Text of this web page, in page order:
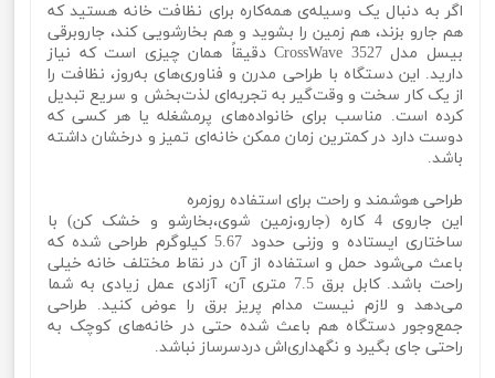
اگر به دنبال یک وسیله‌ی همه‌کاره برای نظافت خانه هستید که
هم جارو بزند، هم زمین را بشوید و هم بخارشویی کند، جاروبرقی
بیسل مدل CrossWave 3527 دقیقاً همان چیزی است که نیاز
دارید. این دستگاه با طراحی مدرن و فناوری‌های به‌روز، نظافت را
از یک کار سخت و وقت‌گیر به تجربه‌ای لذت‌بخش و سریع تبدیل
کرده است. مناسب برای خانواده‌های پرمشغله یا هر کسی که
دوست دارد در کمترین زمان ممکن خانه‌ای تمیز و درخشان داشته
باشد.
طراحی هوشمند و راحت برای استفاده روزمره
این جاروی 4 کاره (جارو،زمین شوی،بخارشو و خشک کن) با
ساختاری ایستاده و وزنی حدود 5.67 کیلوگرم طراحی شده که
باعث می‌شود حمل و استفاده از آن در نقاط مختلف خانه خیلی
راحت باشد. کابل برق 7.5 متری آن، آزادی عمل زیادی به شما
می‌دهد و لازم نیست مدام پریز برق را عوض کنید. طراحی
جمع‌وجور دستگاه هم باعث شده حتی در خانه‌های کوچک به
راحتی جای بگیرد و نگهداری‌اش دردسرساز نباشد.